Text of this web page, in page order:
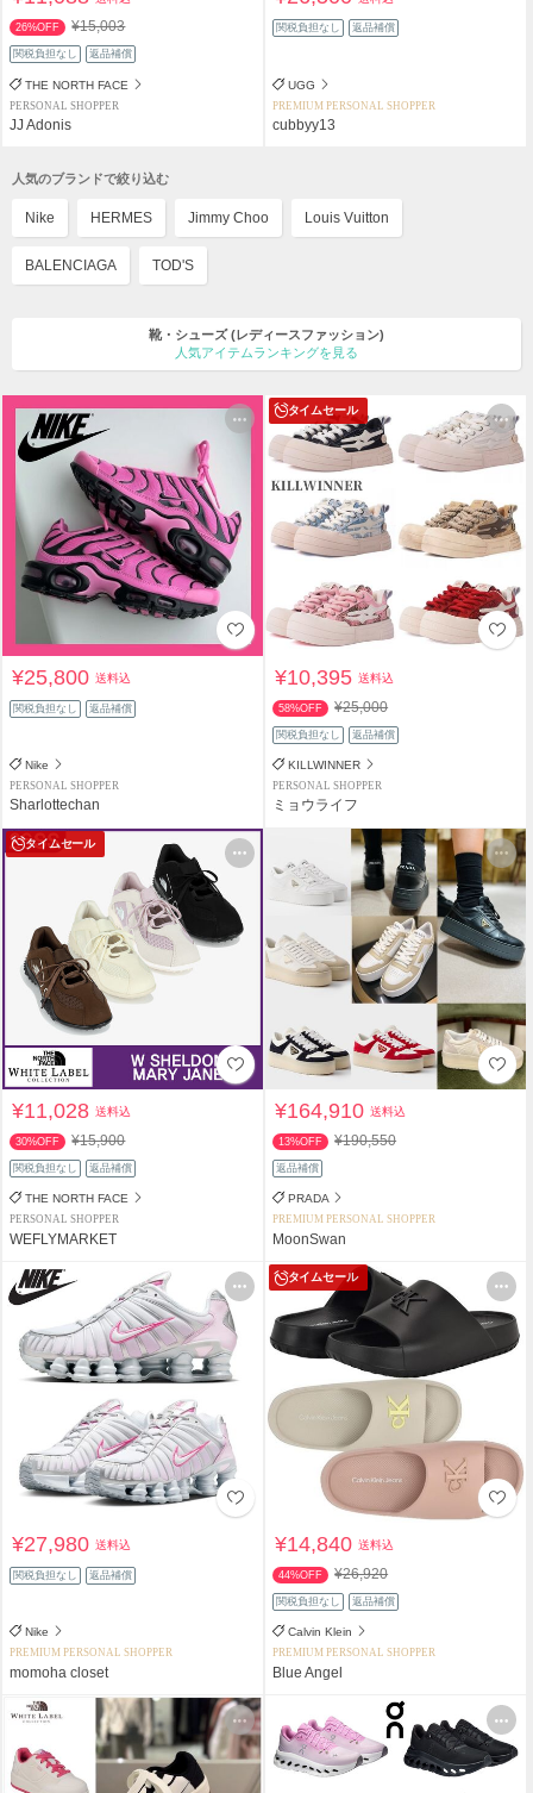
26%OFF ¥15,003
関税負担なし 返品補償
THE NORTH FACE
PERSONAL SHOPPER
JJ Adonis
関税負担なし 返品補償
UGG
PREMIUM PERSONAL SHOPPER
cubbyy13
人気のブランドで絞り込む
Nike HERMES Jimmy Choo Louis Vuitton
BALENCIAGA TOD'S
靴・シューズ (レディースファッション)
人気アイテムランキングを見る
¥25,800送料込
関税負担なし 返品補償
Nike
PERSONAL SHOPPER
Sharlottechan
タイムセール
¥10,395送料込
58%OFF ¥25,000
関税負担なし 返品補償
KILLWINNER
PERSONAL SHOPPER
ミョウライフ
タイムセール
¥11,028送料込
30%OFF ¥15,900
関税負担なし 返品補償
THE NORTH FACE
PERSONAL SHOPPER
WEFLYMARKET
¥164,910送料込
13%OFF ¥190,550
返品補償
PRADA
PREMIUM PERSONAL SHOPPER
MoonSwan
¥27,980送料込
関税負担なし 返品補償
Nike
PREMIUM PERSONAL SHOPPER
momoha closet
タイムセール
¥14,840送料込
44%OFF ¥26,920
関税負担なし 返品補償
Calvin Klein
PREMIUM PERSONAL SHOPPER
Blue Angel